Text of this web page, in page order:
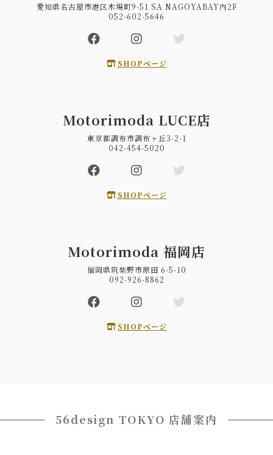
愛知県名古屋市港区木場町9-51 SA NAGOYABAY内2F
052-602-5646
SHOPページ
Motorimoda LUCE店
東京都調布市調布ヶ丘3-2-1
042-454-5020
SHOPページ
Motorimoda 福岡店
福岡県筑紫野市原田 6-5-10
092-926-8862
SHOPページ
56design TOKYO 店舗案内